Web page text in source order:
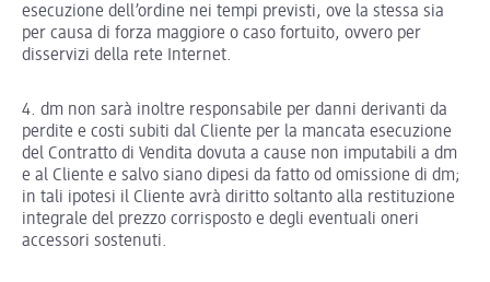
esecuzione dell’ordine nei tempi previsti, ove la stessa sia
per causa di forza maggiore o caso fortuito, ovvero per
disservizi della rete Internet.
4. dm non sarà inoltre responsabile per danni derivanti da
perdite e costi subiti dal Cliente per la mancata esecuzione
del Contratto di Vendita dovuta a cause non imputabili a dm
e al Cliente e salvo siano dipesi da fatto od omissione di dm;
in tali ipotesi il Cliente avrà diritto soltanto alla restituzione
integrale del prezzo corrisposto e degli eventuali oneri
accessori sostenuti.